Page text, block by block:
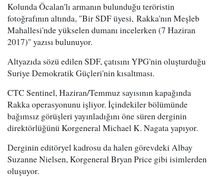
Kolunda Öcalan'lı armanın bulunduğu teröristin
fotoğrafının altında, "Bir SDF üyesi, Rakka'nın Meşleb
Mahallesi'nde yükselen dumanı incelerken (7 Haziran
2017)" yazısı bulunuyor.
Altyazıda sözü edilen SDF, çatısını YPG'nin oluşturduğu
Suriye Demokratik Güçleri'nin kısaltması.
CTC Sentinel, Haziran/Temmuz sayısının kapağında
Rakka operasyonunu işliyor. İçindekiler bölümünde
bağımsız görüşleri yayınladığını öne süren derginin
direktörlüğünü Korgeneral Michael K. Nagata yapıyor.
Derginin editöryel kadrosu da halen görevdeki Albay
Suzanne Nielsen, Korgeneral Bryan Price gibi isimlerden
oluşuyor.